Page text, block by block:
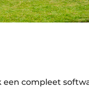
compleet